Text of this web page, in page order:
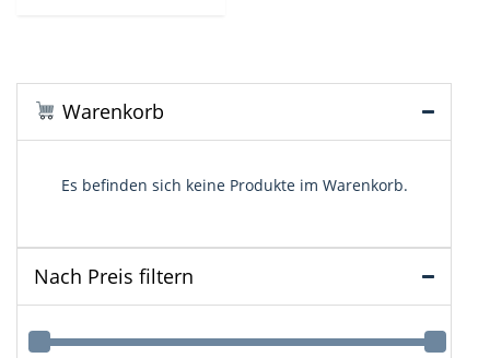
Warenkorb
Es befinden sich keine Produkte im Warenkorb.
Nach Preis filtern